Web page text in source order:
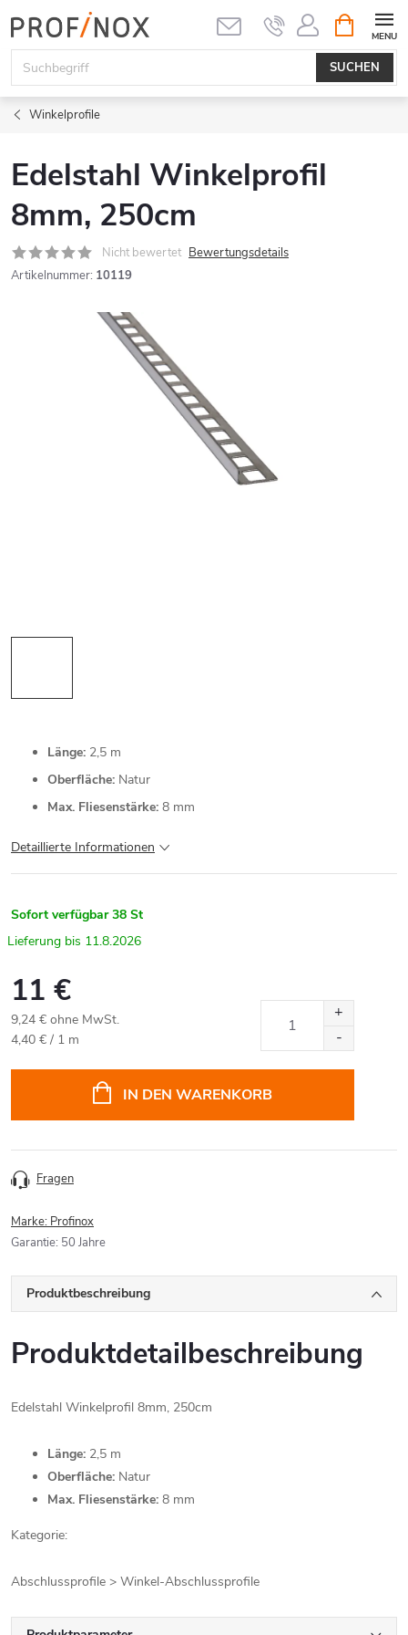
Inhalt
springen
SUCHEN
Winkelprofile
Edelstahl Winkelprofil
8mm, 250cm
Nicht bewertet Bewertungsdetails
Artikelnummer: 10119
Länge: 2,5 m
Oberfläche: Natur
Max. Fliesenstärke: 8 mm
Detaillierte Informationen
Sofort verfügbar 38 St
11.8.2026
11 €
9,24 € ohne MwSt.
Verkaufspreis:
4,40 € / 1 m
IN DEN WARENKORB
Fragen
Marke: Profinox
Garantie: 50 Jahre
Produktbeschreibung
Produktdetailbeschreibung
Edelstahl Winkelprofil 8mm, 250cm
Länge: 2,5 m
Oberfläche: Natur
Max. Fliesenstärke: 8 mm
Kategorie:
Abschlussprofile > Winkel-Abschlussprofile